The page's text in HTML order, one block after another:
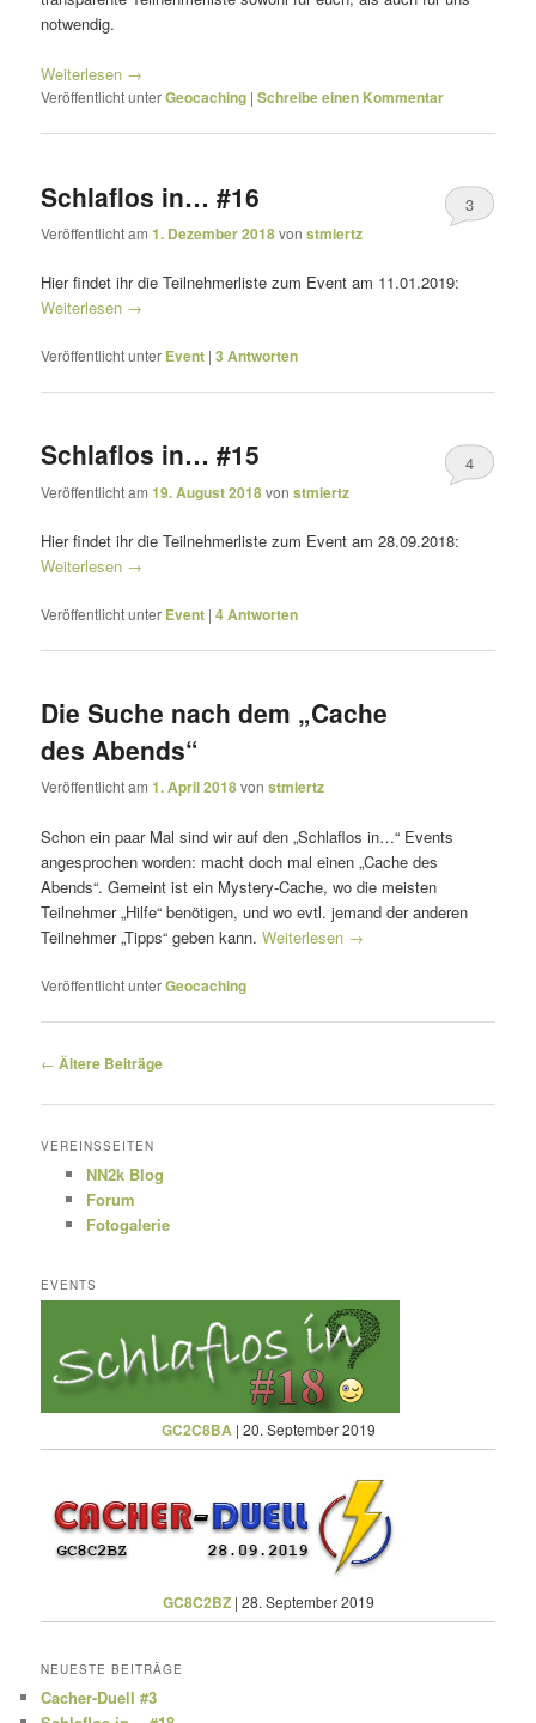
notwendig.
Weiterlesen →
Veröffentlicht unterGeocaching |Schreibe einen Kommentar
Schlaflos in… #16
Veröffentlicht am1. Dezember 2018vonstmiertz
3
Hier findet ihr die Teilnehmerliste zum Event am 11.01.2019:
Weiterlesen →
Veröffentlicht unter Event |3 Antworten
Schlaflos in… #15
Veröffentlicht am19. August 2018vonstmiertz
4
Hier findet ihr die Teilnehmerliste zum Event am 28.09.2018:
Weiterlesen →
Veröffentlicht unter Event |4Antworten
Die Suche nach dem „Cache
des Abends“
Veröffentlicht am1. April 2018vonstmiertz
Schon ein paar Mal sind wir auf den „Schlaflos in…“ Events
angesprochen worden: macht doch mal einen „Cache des
Abends“. Gemeint ist ein Mystery-Cache, wo die meisten
Teilnehmer „Hilfe“ benötigen, und wo evtl. jemand der anderen
Teilnehmer „Tipps“ geben kann.Weiterlesen →
Veröffentlicht unterGeocaching
Beitragsnavigation
← Ältere Beiträge
VEREINSSEITEN
NN2k Blog
Forum
Fotogalerie
EVENTS
GC2C8BA | 20. September 2019
GC8C2BZ| 28. September 2019
NEUESTE BEITRÄGE
Cacher-Duell #3